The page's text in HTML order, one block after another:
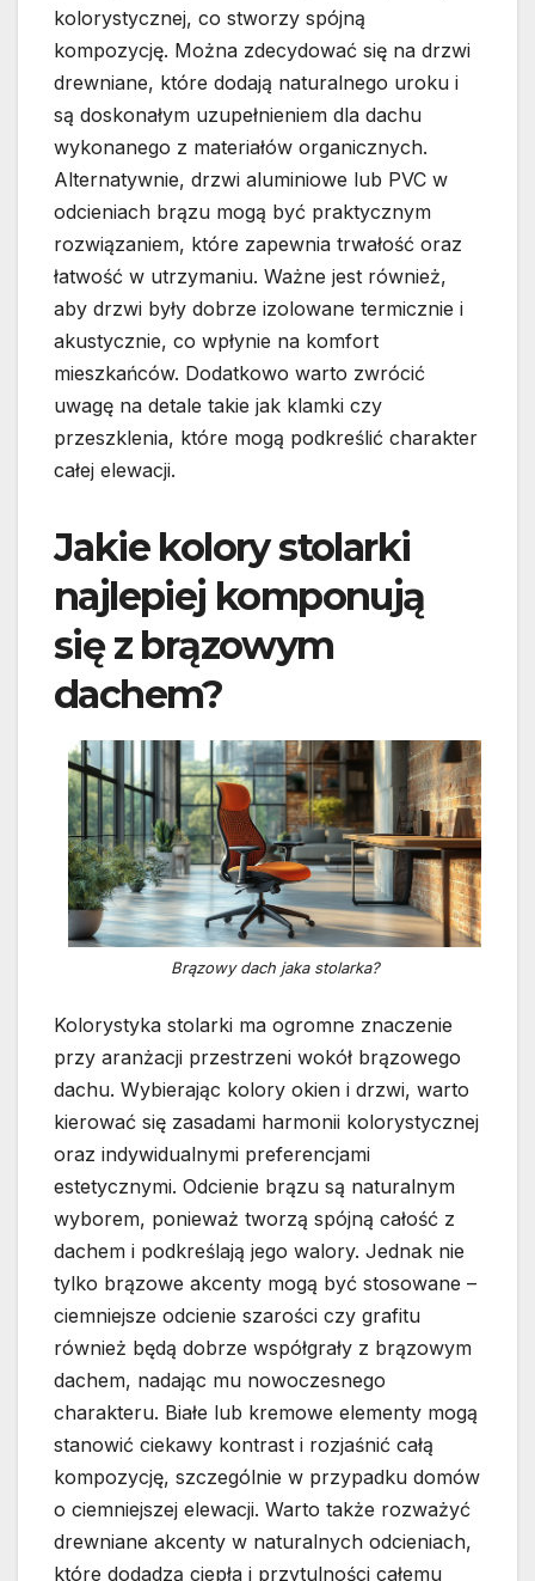
kolorystycznej, co stworzy spójną
kompozycję. Można zdecydować się na drzwi
drewniane, które dodają naturalnego uroku i
są doskonałym uzupełnieniem dla dachu
wykonanego z materiałów organicznych.
Alternatywnie, drzwi aluminiowe lub PVC w
odcieniach brązu mogą być praktycznym
rozwiązaniem, które zapewnia trwałość oraz
łatwość w utrzymaniu. Ważne jest również,
aby drzwi były dobrze izolowane termicznie i
akustycznie, co wpłynie na komfort
mieszkańców. Dodatkowo warto zwrócić
uwagę na detale takie jak klamki czy
przeszklenia, które mogą podkreślić charakter
całej elewacji.
Jakie kolory stolarki
najlepiej komponują
się z brązowym
dachem?
Brązowy dach jaka stolarka?
Kolorystyka stolarki ma ogromne znaczenie
przy aranżacji przestrzeni wokół brązowego
dachu. Wybierając kolory okien i drzwi, warto
kierować się zasadami harmonii kolorystycznej
oraz indywidualnymi preferencjami
estetycznymi. Odcienie brązu są naturalnym
wyborem, ponieważ tworzą spójną całość z
dachem i podkreślają jego walory. Jednak nie
tylko brązowe akcenty mogą być stosowane –
ciemniejsze odcienie szarości czy grafitu
również będą dobrze współgrały z brązowym
dachem, nadając mu nowoczesnego
charakteru. Białe lub kremowe elementy mogą
stanowić ciekawy kontrast i rozjaśnić całą
kompozycję, szczególnie w przypadku domów
o ciemniejszej elewacji. Warto także rozważyć
drewniane akcenty w naturalnych odcieniach,
które dodadzą ciepła i przytulności całemu